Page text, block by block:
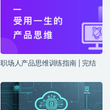
职场人产品思维训练指南 | 完结